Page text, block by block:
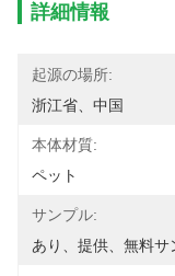
詳細情報
起源の場所:
浙江省、中国
本体材質:
ペット
サンプル:
あり、提供、無料